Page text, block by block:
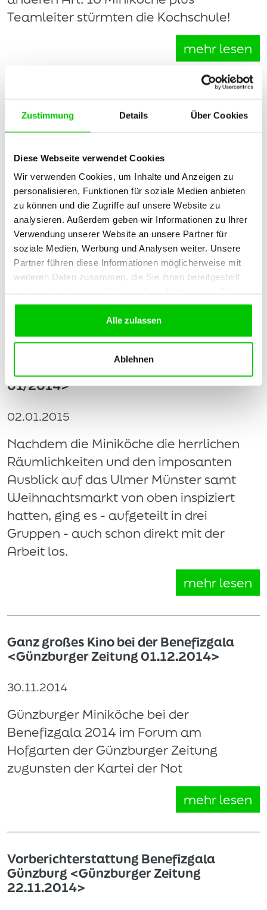
Zustimmung Details Über Cookies
Diese Webseite verwendet Cookies
Wir verwenden Cookies, um Inhalte und Anzeigen zu
personalisieren, Funktionen für soziale Medien anbieten
zu können und die Zugriffe auf unsere Website zu
analysieren. Außerdem geben wir Informationen zu Ihrer
Verwendung unserer Website an unsere Partner für
soziale Medien, Werbung und Analysen weiter. Unsere
Partner führen diese Informationen möglicherweise mit
weiteren Daten zusammen, die Sie ihnen bereitgestellt
gesammelt haben.
Alle zulassen
Ablehnen
Teamleiter stürmten die Kochschule!
mehr lesen
Günzburger Miniköche in der abt-
Kochschule TAVOLA <my heimat
01/2014>
Bereits zum zweiten Mal durften die
Günzburger Miniköche die TAVOLA-
Kochschule in Beschlag nehmen und
hielten dort ihr Dezember-Monatstreffen
ab.
Günzburger Miniköche in der abt-
Kochschule TAVOLA <facebook abt
01/2014>
02.01.2015
Nachdem die Miniköche die herrlichen
Räumlichkeiten und den imposanten
Ausblick auf das Ulmer Münster samt
Weihnachtsmarkt von oben inspiziert
hatten, ging es - aufgeteilt in drei
Gruppen - auch schon direkt mit der
Arbeit los.
mehr lesen
Ganz großes Kino bei der Benefizgala
<Günzburger Zeitung 01.12.2014>
30.11.2014
Günzburger Miniköche bei der
Benefizgala 2014 im Forum am
Hofgarten der Günzburger Zeitung
zugunsten der Kartei der Not
mehr lesen
Vorberichterstattung Benefizgala
Günzburg <Günzburger Zeitung
22.11.2014>